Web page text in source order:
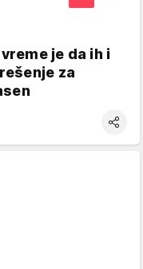
je da ih i
za